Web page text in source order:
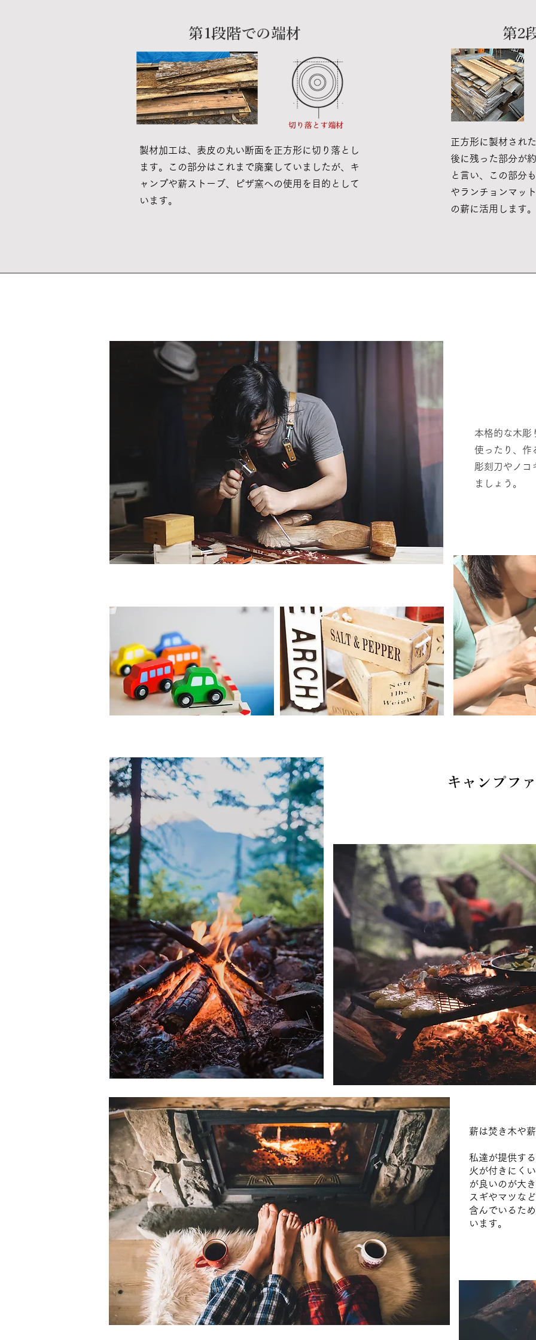
第1段階での端材
製材加工は、表皮の丸い断面を正方形に切り落とし
ます。この部分はこれまで廃棄していましたが、キ
ャンプや薪ストーブ、ピザ窯への使用を目的として
います。
第2
正方形に製材され
後に残った部分が
と言い、この部分
やランチョンマッ
の薪に活用します。
本格的な木彫
使ったり、作
彫刻刀やノコ
ましょう。
キャンプフ
薪は​焚き木や
私達が提供す
火が付きにく
が良いのが大
スギやマツな
含んでいるた
います。